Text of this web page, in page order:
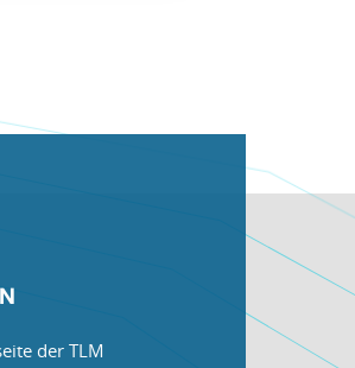
der TLM